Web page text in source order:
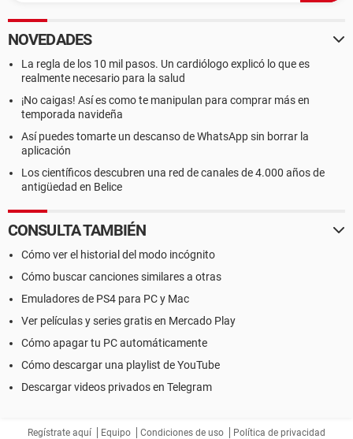
NOVEDADES
La regla de los 10 mil pasos. Un cardiólogo explicó lo que es
realmente necesario para la salud
¡No caigas! Así es como te manipulan para comprar más en
temporada navideña
Así puedes tomarte un descanso de WhatsApp sin borrar la
aplicación
Los científicos descubren una red de canales de 4.000 años de
antigüedad en Belice
CONSULTA TAMBIÉN
Cómo ver el historial del modo incógnito
Cómo buscar canciones similares a otras
Emuladores de PS4 para PC y Mac
Ver películas y series gratis en Mercado Play
Cómo apagar tu PC automáticamente
Cómo descargar una playlist de YouTube
Descargar videos privados en Telegram
Regístrate aquí Equipo Condiciones de uso Política de privacidad